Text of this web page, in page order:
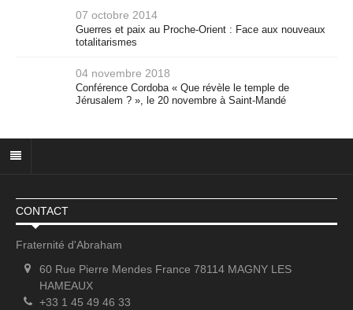
07 octobre 2014
Guerres et paix au Proche-Orient : Face aux nouveaux
totalitarismes
04 novembre 2018
Conférence Cordoba « Que révèle le temple de
Jérusalem ? », le 20 novembre à Saint-Mandé
CONTACT
Fraternité d'Abraham
60 Rue Pierre Mendes France 78114 MAGNY LES
HAMEAUX
+33 1 45 49 46 33